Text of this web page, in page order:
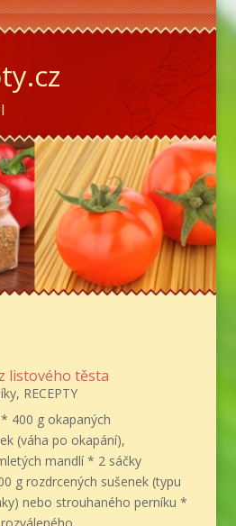
listového těsta
, RECEPTY
400 g okapaných
(váha po okapání),
mandlí * 2 sáčky
g rozdrcených sušenek (typu
nebo strouhaného perníku *